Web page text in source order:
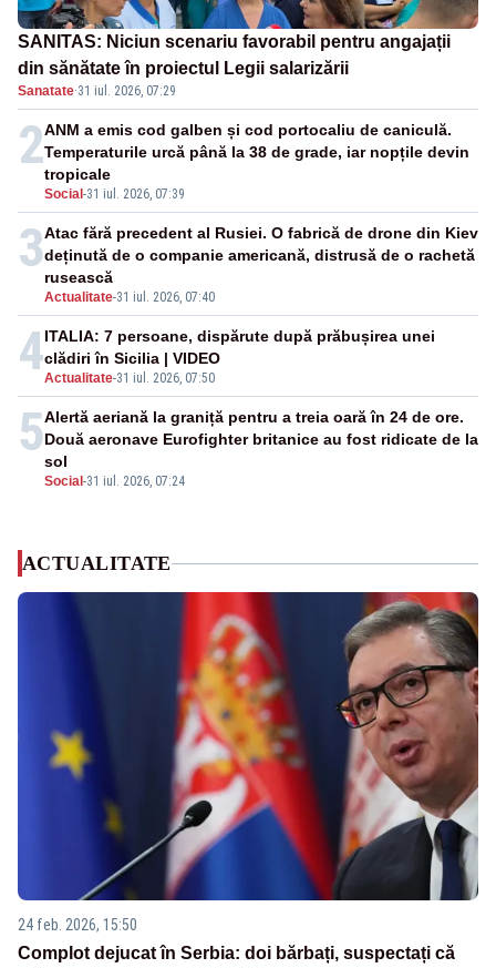
SANITAS: Niciun scenariu favorabil pentru angajații
din sănătate în proiectul Legii salarizării
Sanatate·31 iul. 2026, 07:29
2
Social -31 iul. 2026, 07:39
ANM a emis cod galben și cod portocaliu de caniculă.
Temperaturile urcă până la 38 de grade, iar nopțile devin
tropicale
3
Actualitate-31 iul. 2026, 07:40
Atac fără precedent al Rusiei. O fabrică de drone din Kiev
deținută de o companie americană, distrusă de o rachetă
rusească
4Actualitate-31 iul. 2026, 07:50
ITALIA: 7 persoane, dispărute după prăbușirea unei
clădiri în Sicilia | VIDEO
5
Social -31 iul. 2026, 07:24
Alertă aeriană la graniță pentru a treia oară în 24 de ore.
Două aeronave Eurofighter britanice au fost ridicate de la
sol
ACTUALITATE
24 feb. 2026, 15:50
Complot dejucat în Serbia: doi bărbați, suspectați că